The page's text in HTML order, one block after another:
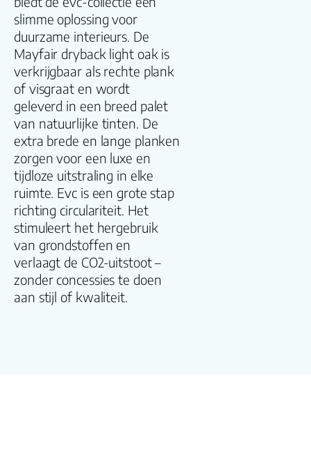
slimme oplossing voor
duurzame interieurs. De
Mayfair dryback light oak is
verkrijgbaar als rechte plank
of visgraat en wordt
geleverd in een breed palet
van natuurlijke tinten. De
extra brede en lange planken
zorgen voor een luxe en
tijdloze uitstraling in elke
ruimte. Evc is een grote stap
richting circulariteit. Het
stimuleert het hergebruik
van grondstoffen en
verlaagt de CO2-uitstoot –
zonder concessies te doen
aan stijl of kwaliteit.